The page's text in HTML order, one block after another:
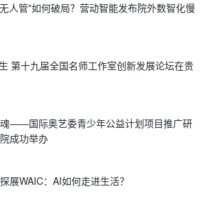
人管"如何破局？营动智能发布院外数智化慢
生 第十九届全国名师工作室创新发展论坛在贵
——国际奥艺委青少年公益计划项目推广研
成功举办
展WAIC：AI如何走进生活？